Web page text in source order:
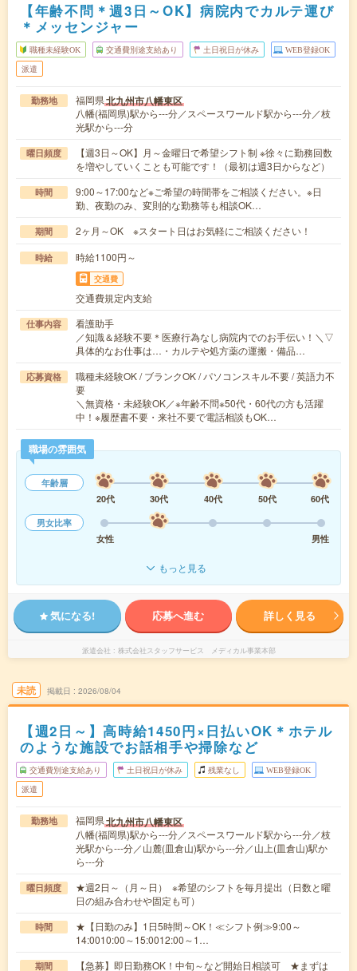
【年齢不問＊週3日～OK】病院内でカルテ運び
＊メッセンジャー
職種未経験OK 交通費別途支給あり 土日祝日が休み WEB登録OK
派遣
勤務地 福岡県北九州市八幡東区
八幡(福岡県)駅から---分／スペースワールド駅から---分／枝
光駅から---分
曜日頻度
【週3日～OK】月～金曜日で希望シフト制 ※徐々に勤務回数
を増やしていくことも可能です！（最初は週3日からなど）
時間
9:00～17:00など※ご希望の時間帯をご相談ください。※日
勤、夜勤のみ、変則的な勤務等も相談OK…
期間 2ヶ月～OK ※スタート日はお気軽にご相談ください！
時給 時給1100円～
交通費
交通費規定内支給
仕事内容
看護助手
／知識＆経験不要＊医療行為なし病院内でのお手伝い！＼▽
具体的なお仕事は…・カルテや処方薬の運搬・備品…
応募資格
職種未経験OK / ブランクOK / パソコンスキル不要 / 英語力不
要
＼無資格・未経験OK／※年齢不問※50代・60代の方も活躍
中！※履歴書不要・来社不要で電話相談もOK…
職場の雰囲気
年齢層
20代
30代 40代 50代
60代
男女比率
女性
男性
もっと見る
気になる! 応募へ進む 詳しく見る
派遣会社 株式会社スタッフサービス メディカル事業本部
未読 掲載日 2026/08/04
【週2日～】高時給1450円×日払いOK＊ホテル
のような施設でお話相手や掃除など
交通費別途支給あり 土日祝日が休み 残業なし WEB登録OK
派遣
勤務地 福岡県北九州市八幡東区
八幡(福岡県)駅から---分／スペースワールド駅から---分／枝
光駅から---分／山麓(皿倉山)駅から---分／山上(皿倉山)駅か
ら---分
曜日頻度
★週2日～（月～日） ※希望のシフトを毎月提出（日数と曜
日の組み合わせや固定も可）
時間
★【日勤のみ】1日5時間～OK！≪シフト例≫9:00～
14:0010:00～15:0012:00～1…
期間 【急募】即日勤務OK！中旬～など開始日相談可 ★まずは